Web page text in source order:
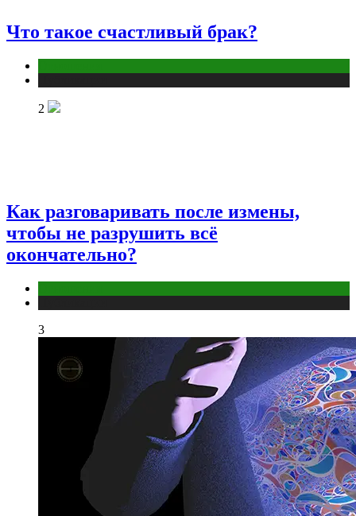
Что такое счастливый брак?
2
Как разговаривать после измены,
чтобы не разрушить всё
окончательно?
3